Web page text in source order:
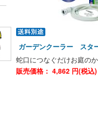
ガーデンクーラー スタ
蛇口につなぐだけお庭の
販売価格： 4,862 円(税